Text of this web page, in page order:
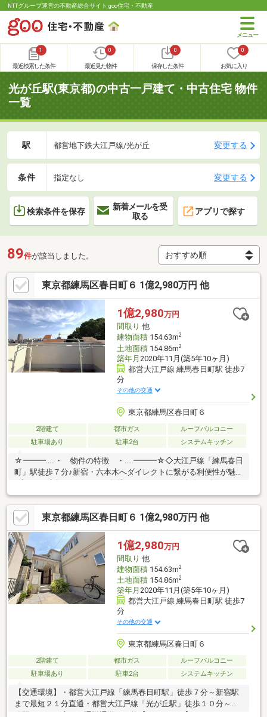
NTTグループ運営の不動産総合サイト goo住宅・不動産
1
最近検索した条件
0
最近見た物件
0
保存した条件
0
お気に入り
光が丘駅(東京都)の中古一戸建て・中古住宅 物件
一覧
駅 都営地下鉄大江戸線/光が丘 変更する
条件 指定なし 変更する
検索条件を保存
新着メールを受
取る
アプリで探す
89件が該当しました。
東京都練馬区春日町６ 1億2,980万円 他
1億2,980万円
間取り 他
建物面積154.63m2
土地面積154.86m2
築年月 2020年11月(築5年10ヶ月)
都営大江戸線 練馬春日町駅 徒歩7
分
その他の交通
東京都練馬区春日町６
2階建て 都市ガス
ルーフバルコニー
駐車場あり
駐車2台 システムキッチン
☆━━━…‥・ 物件の特徴 ・‥…━━━☆◇大江戸線「練馬春日
町」駅徒歩７分♪新宿・六本木へダイレクトに繋がる利便性が魅力
開放感ある暮らし♪◇賃貸併用も可能な完全分離型2世帯住宅♪将
来のライフプランに合わせ柔軟に活用♪◆第一種低層住居専用地
域の閑静な街♪☆━━━…‥・ ━☆━ ・‥…━━━☆【豊富
な未公開物件情報】板橋区大山にお店がございます。豊島区・板
橋区・北区・練馬区の物件情報はアドキャストまで！都内に16店
舗展開！未公開物件多数！物件探しのお困りの方はぜひ、アドキ
ャストまで♪
東京都練馬区春日町６ 1億2,980万円 他
1億2,980万円
間取り 他
建物面積154.63m2
土地面積154.86m2
築年月 2020年11月(築5年10ヶ月)
都営大江戸線 練馬春日町駅 徒歩7
分
その他の交通
東京都練馬区春日町６
2階建て 都市ガス
ルーフバルコニー
駐車場あり
駐車2台 システムキッチン
【交通環境】・都営大江戸線「練馬春日町駅」徒歩７分～新宿駅
まで最短２１分直通・都営大江戸線「光が丘駅」徒歩１０分～始